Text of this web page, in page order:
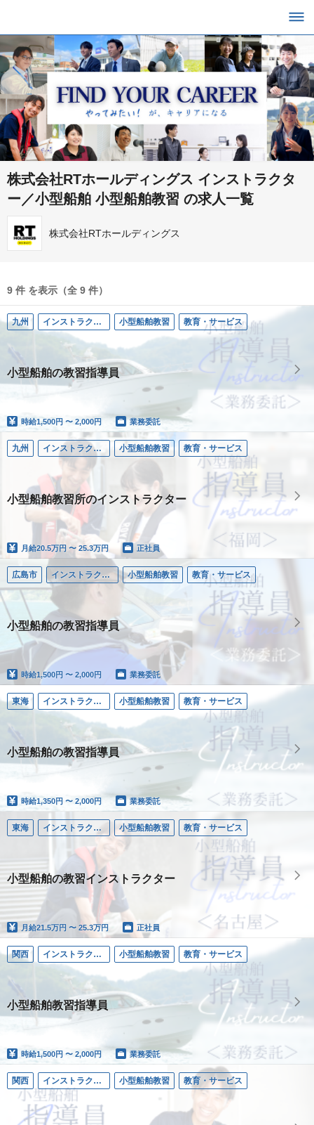
株式会社RTホールディングス インストラクタ
ー／小型船舶 小型船舶教習 の求人一覧
株式会社RTホールディングス
9 件 を表示（全 9 件）
九州 インストラクター／小型船舶 小型船舶教習 教育・サービス
小型船舶の教習指導員
時給1,500円 〜 2,000円 業務委託
九州 インストラクター／小型船舶 小型船舶教習 教育・サービス
小型船舶教習所のインストラクター
月給20.5万円 〜 25.3万円 正社員
広島市 インストラクター／小型船舶 小型船舶教習 教育・サービス
小型船舶の教習指導員
時給1,500円 〜 2,000円 業務委託
東海 インストラクター／小型船舶 小型船舶教習 教育・サービス
小型船舶の教習指導員
時給1,350円 〜 2,000円 業務委託
東海 インストラクター／小型船舶 小型船舶教習 教育・サービス
小型船舶の教習インストラクター
月給21.5万円 〜 25.3万円 正社員
関西 インストラクター／小型船舶 小型船舶教習 教育・サービス
小型船舶教習指導員
時給1,500円 〜 2,000円 業務委託
関西 インストラクター／小型船舶 小型船舶教習 教育・サービス